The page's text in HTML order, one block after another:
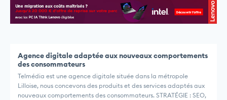
Agence digitale adaptée aux nouveaux comportements
des consommateurs
Telmédia est une agence digitale située dans la métropole
Lilloise, nous concevons des produits et des services adaptés aux
nouveaux comportements des consommateurs. STRATÉGIE : SEO,